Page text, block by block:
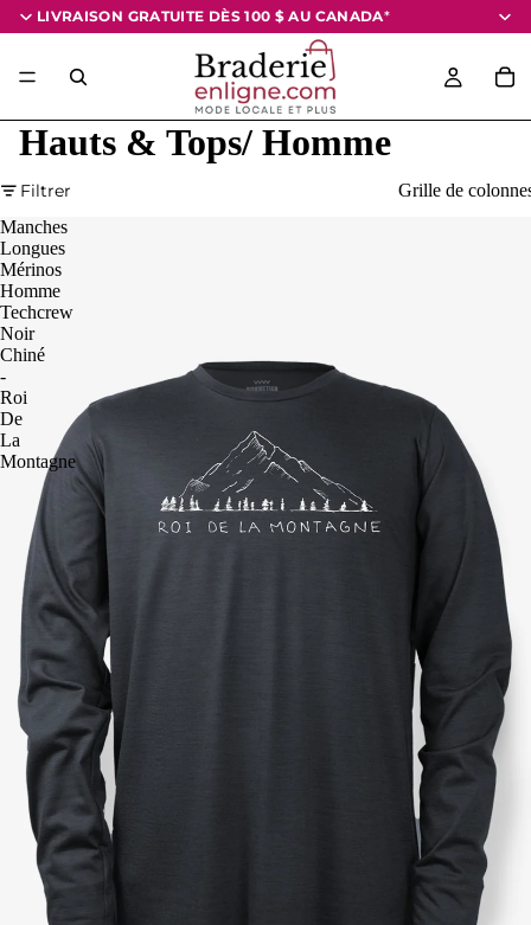
LIVRAISON GRATUITE DÈS 100 $ AU CANADA*
Hauts & Tops/ Homme
Filtrer
Grille de
Manches
Longues
Mérinos
Homme
Techcrew
Noir
Chiné
-
Roi
De
La
Montagne